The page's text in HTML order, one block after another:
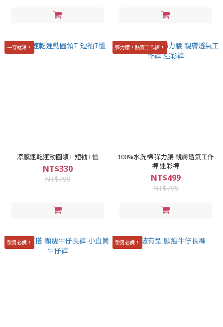
一穿就涼！
涼感速乾運動圓領T 短袖T恤
NT$330
NT$799
彈力腰！熱賣工作褲！
100%水洗棉 彈力腰 親膚透氣工作
褲 迷彩褲
NT$499
NT$799
型男必備！ 型男必備！